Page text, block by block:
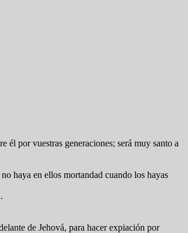
él por vuestras generaciones; será muy santo a
haya en ellos mortandad cuando los hayas
de Jehová, para hacer expiación por